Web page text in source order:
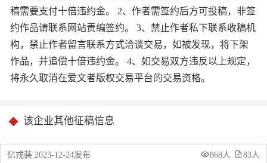
稿需要支付十倍违约金。 2、作者需签约后方可投稿，非签
约作品请联系网站责编签约。 3、禁止作者私下联系收稿机
构，禁止作者留言联系方式洽谈交易，如被发现，将下架
作品，并追偿十倍违约金。 4、如交易双方违反以上规定，
将永久取消在爱文者版权交易平台的交易资格。
该企业其他征稿信息
忆戎装 2023-12-24发布 868人 83人